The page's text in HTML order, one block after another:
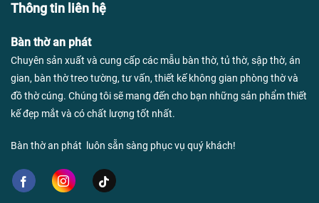
Thông tin liên hệ
Bàn thờ an phát
Chuyên sản xuất và cung cấp các mẫu bàn thờ, tủ thờ, sập thờ, án
gian, bàn thờ treo tường, tư vấn, thiết kế không gian phòng thờ và
đồ thờ cúng. Chúng tôi sẽ mang đến cho bạn những sản phẩm thiết
kế đẹp mắt và có chất lượng tốt nhất.
Bàn thờ an phát luôn sẵn sàng phục vụ quý khách!